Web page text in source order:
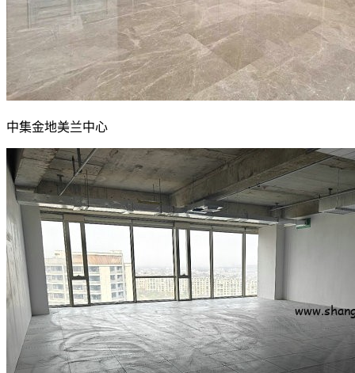
中集金地美兰中心